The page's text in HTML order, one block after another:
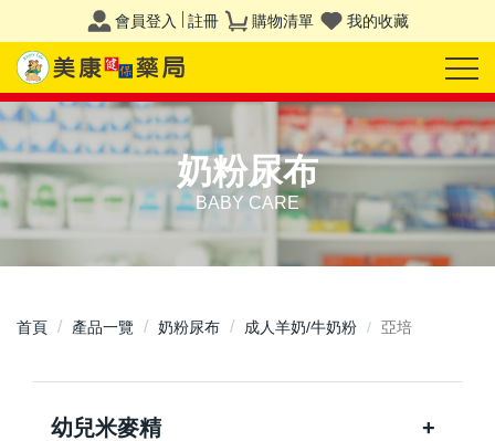
會員登入 註冊 購物清單 我的收藏
奶粉尿布
BABY CARE
首頁 產品一覽 奶粉尿布 成人羊奶/牛奶粉 亞培
幼兒米麥精